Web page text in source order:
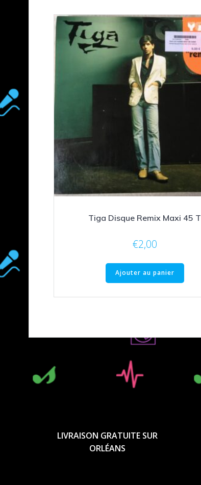
Tiga Disque Remix Maxi 45 T
€2,00
Ajouter au panier
LIVRAISON GRATUITE SUR
ORLÉANS